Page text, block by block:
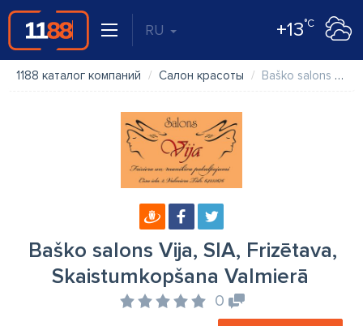
RU +13°C
1188 каталог компаний Салон красоты Baško salons Vija, SIA, Frizētava, Skaistumkopšana Valmierā
Baško salons Vija, SIA, Frizētava,
Skaistumkopšana Valmierā
0